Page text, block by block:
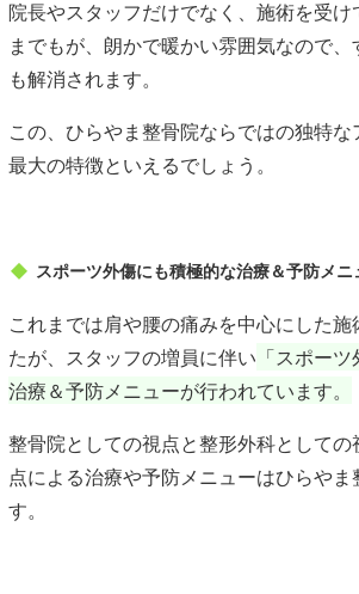
院長やスタッフだけでなく、施術を受
までもが、朗かで暖かい雰囲気なので
も解消されます。
この、ひらやま整骨院ならではの独特な
最大の特徴といえるでしょう。
スポーツ外傷にも積極的な治療＆予防メニ
これまでは肩や腰の痛みを中心にした
たが、スタッフの増員に伴い 「スポー
治療＆予防メニューが行われています。
整骨院としての視点と整形外科として
点による治療や予防メニューはひらや
す。